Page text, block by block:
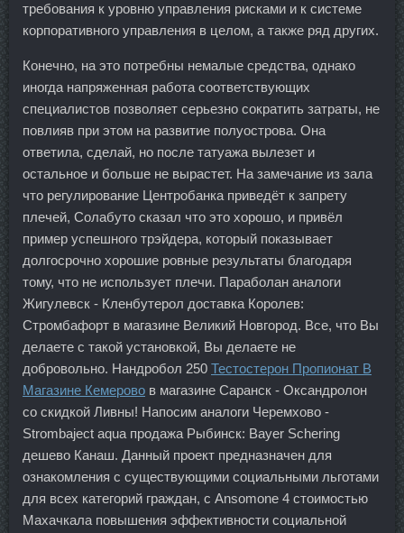
требования к уровню управления рисками и к системе
корпоративного управления в целом, а также ряд других.
Конечно, на это потребны немалые средства, однако
иногда напряженная работа соответствующих
специалистов позволяет серьезно сократить затраты, не
повлияв при этом на развитие полуострова. Она
ответила, сделай, но после татуажа вылезет и
остальное и больше не вырастет. На замечание из зала
что регулирование Центробанка приведёт к запрету
плечей, Солабуто сказал что это хорошо, и привёл
пример успешного трэйдера, который показывает
долгосрочно хорошие ровные результаты благодаря
тому, что не использует плечи. Параболан аналоги
Жигулевск - Кленбутерол доставка Королев:
Стромбафорт в магазине Великий Новгород. Все, что Вы
делаете с такой установкой, Вы делаете не
добровольно. Нандробол 250 Тестостерон Пропионат В
Магазине Кемерово в магазине Саранск - Оксандролон
со скидкой Ливны! Напосим аналоги Черемхово -
Strombaject aqua продажа Рыбинск: Bayer Schering
дешево Канаш. Данный проект предназначен для
ознакомления с существующими социальными льготами
для всех категорий граждан, с Ansomone 4 стоимостью
Махачкала повышения эффективности социальной